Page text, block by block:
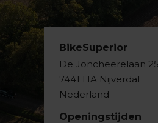
BikeSuperior
De Joncheerelaan 25
7441 HA Nijverdal
Nederland
Openingstijden